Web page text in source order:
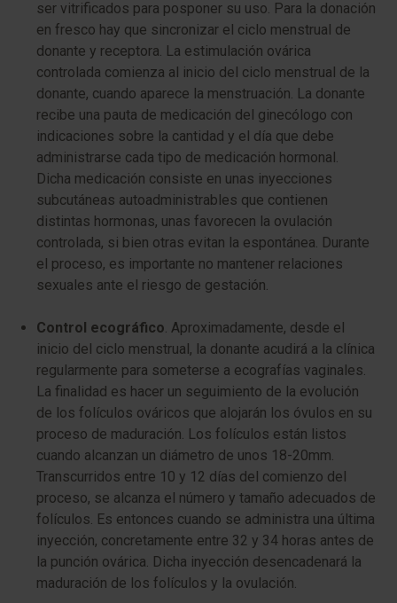
ser vitrificados para posponer su uso. Para la donación
en fresco hay que sincronizar el ciclo menstrual de
donante y receptora. La estimulación ovárica
controlada comienza al inicio del ciclo menstrual de la
donante, cuando aparece la menstruación. La donante
recibe una pauta de medicación del ginecólogo con
indicaciones sobre la cantidad y el día que debe
administrarse cada tipo de medicación hormonal.
Dicha medicación consiste en unas inyecciones
subcutáneas autoadministrables que contienen
distintas hormonas, unas favorecen la ovulación
controlada, si bien otras evitan la espontánea. Durante
el proceso, es importante no mantener relaciones
sexuales ante el riesgo de gestación.
Control ecográfico. Aproximadamente, desde el
inicio del ciclo menstrual, la donante acudirá a la clínica
regularmente para someterse a ecografías vaginales.
La finalidad es hacer un seguimiento de la evolución
de los folículos ováricos que alojarán los óvulos en su
proceso de maduración. Los folículos están listos
cuando alcanzan un diámetro de unos 18-20mm.
Transcurridos entre 10 y 12 días del comienzo del
proceso, se alcanza el número y tamaño adecuados de
folículos. Es entonces cuando se administra una última
inyección, concretamente entre 32 y 34 horas antes de
la punción ovárica. Dicha inyección desencadenará la
maduración de los folículos y la ovulación.